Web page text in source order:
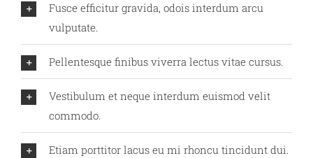
Fusce efficitur gravida, odois interdum arcu
vulputate.
Pellentesque finibus viverra lectus vitae cursus.
Vestibulum et neque interdum euismod velit
commodo.
Etiam porttitor lacus eu mi rhoncu tincidunt dui.